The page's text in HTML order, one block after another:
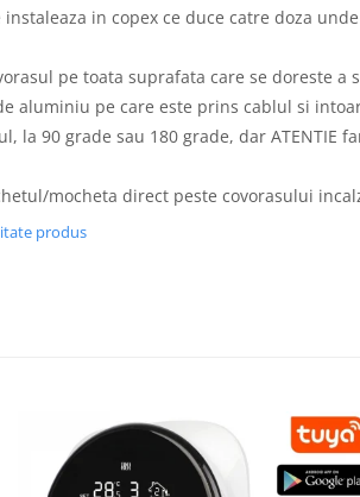
instaleaza in copex ce duce catre doza
pe toata suprafata care se doreste a
aluminiu pe care este prins cablul si
la 90 grade sau 180 grade, dar ATENTIE
mocheta direct peste covorasului
produs